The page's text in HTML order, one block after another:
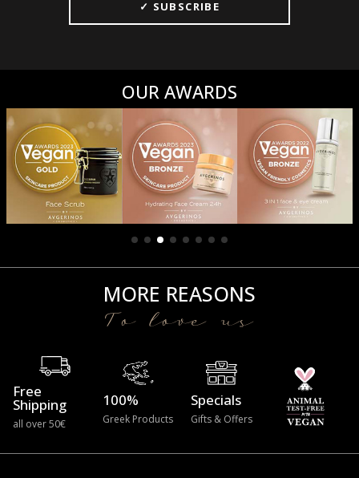
OUR AWARDS
MORE REASONS
To love us
Free
Shipping
all over 50€
100%
Greek Products
Specials
Gifts & Offers